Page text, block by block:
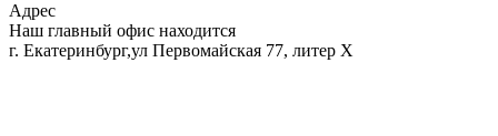
Адрес
Наш главный офис находится
г. Екатеринбург,ул Первомайская 77, литер Х